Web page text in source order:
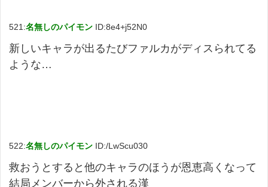
521:名無しのパイモン ID:8e4+j52N0
新しいキャラが出るたびファルカがディスられてる
ような…
522:名無しのパイモン ID:/LwScu030
救おうとすると他のキャラのほうが恩恵高くなって
結局メンバーから外される漢